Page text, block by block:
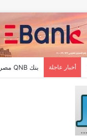
أخبار عاجلة البنك المركزي :79% من المواطنين يمتلكون حسابات نشطة تمكنهم من إجراء معاملات مالية